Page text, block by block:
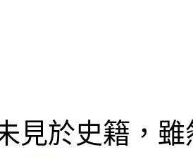
見於史籍，